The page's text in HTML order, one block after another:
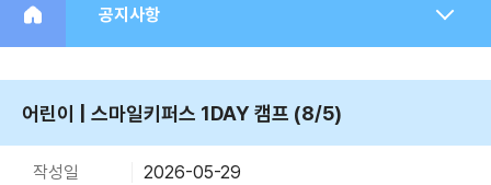
공지사항
어린이 | 스마일키퍼스 1DAY 캠프 (8/5)
작성일
2026-05-29